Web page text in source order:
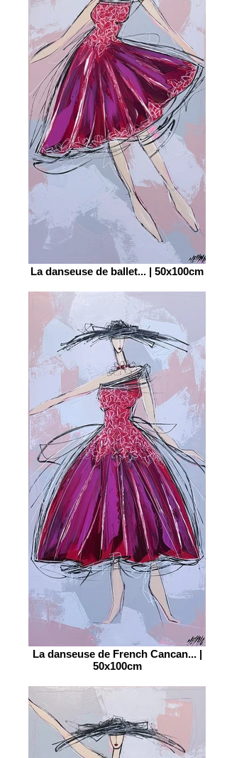
La danseuse de ballet... | 50x100cm
La danseuse de French Cancan... |
50x100cm